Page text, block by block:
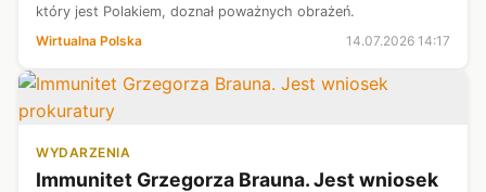
który jest Polakiem, doznał poważnych obrażeń.
Wirtualna Polska
14.07.2026 14:17
WYDARZENIA
Immunitet Grzegorza Brauna. Jest wniosek